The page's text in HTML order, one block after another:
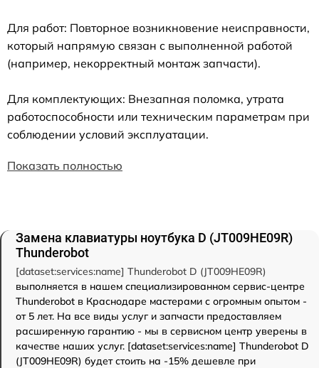
Для работ: Повторное возникновение неисправности,
который напрямую связан с выполненной работой
(например, некорректный монтаж запчасти).
Для комплектующих: Внезапная поломка, утрата
работоспособности или техническим параметрам при
соблюдении условий эксплуатации.
Показать полностью
Замена клавиатуры ноутбука D (JT009HE09R)
Thunderobot
[dataset:services:name] Thunderobot D (JT009HE09R)
выполняется в нашем специализированном сервис-центре
Thunderobot в Краснодаре мастерами с огромным опытом -
от 5 лет. На все виды услуг и запчасти предоставляем
расширенную гарантию - мы в сервисном центр уверены в
качестве наших услуг. [dataset:services:name] Thunderobot D
(JT009HE09R) будет стоить на -15% дешевле при